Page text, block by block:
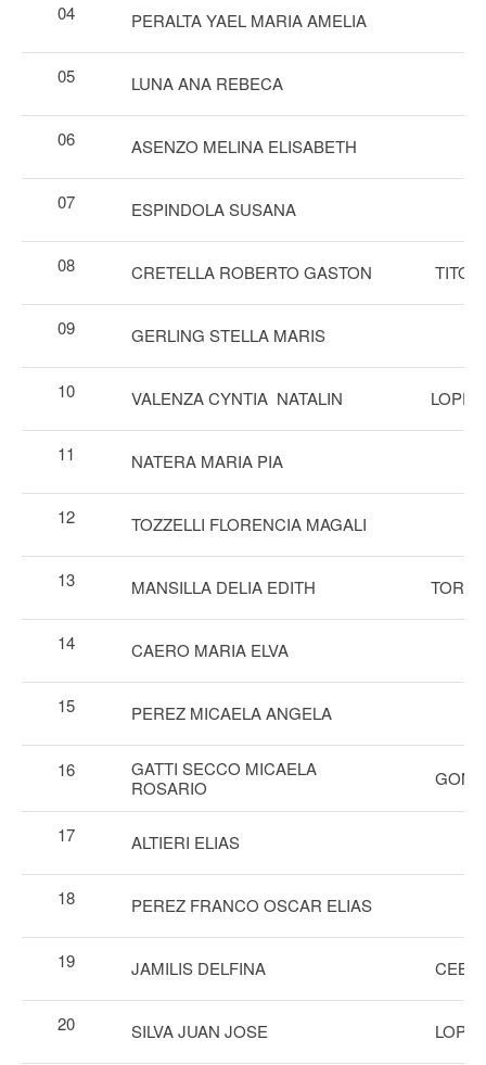
04 PERALTA YAEL MARIA AMELIA
05 LUNA ANA REBECA
06 ASENZO MELINA ELISABETH
07 ESPINDOLA SUSANA
08 CRETELLA ROBERTO GASTON TITO
09 GERLING STELLA MARIS
10 VALENZA CYNTIA NATALIN
11 NATERA MARIA PIA
12 TOZZELLI FLORENCIA MAGALI
13 MANSILLA DELIA EDITH
14 CAERO MARIA ELVA
15 PEREZ MICAELA ANGELA
16
GATTI SECCO MICAELA
ROSARIO
17 ALTIERI ELIAS
18 PEREZ FRANCO OSCAR ELIAS
19 JAMILIS DELFINA
20 SILVA JUAN JOSE